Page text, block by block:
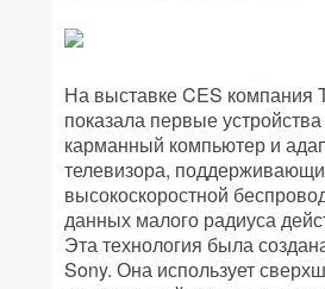
На выставке CES компания
показала первые
карманный компьютер и
телевизора,
высокоскоростной
данных малого радиуса
Эта технология была
Sony. Она использует